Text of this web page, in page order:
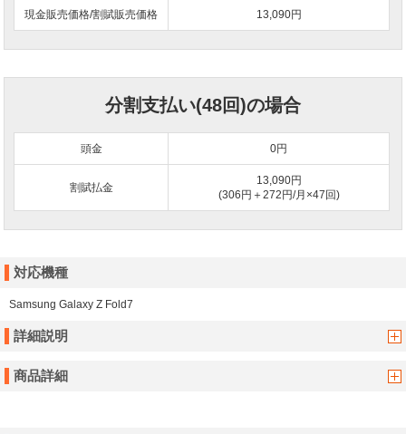
現金販売価格/割賦販売価格 13,090円
分割支払い(48回)の場合
頭金 0円
割賦払金
13,090円
(306円＋272円/月×47回)
対応機種
Samsung Galaxy Z Fold7
詳細説明
商品詳細